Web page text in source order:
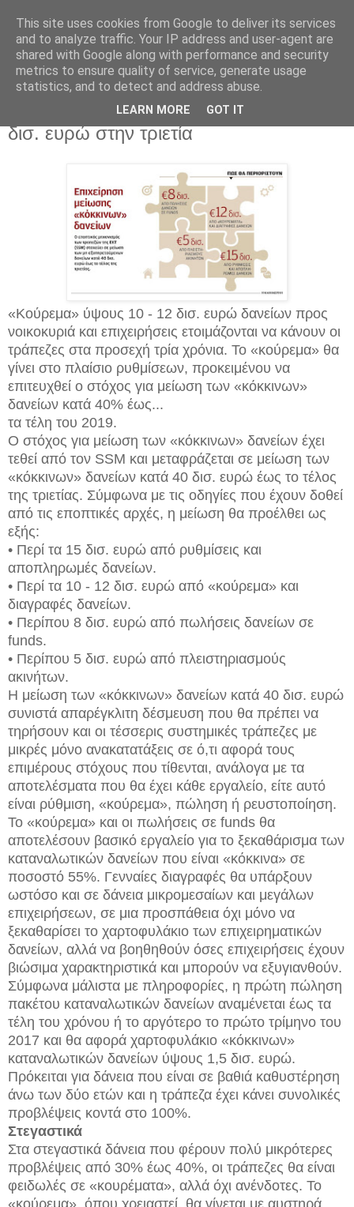
Σάββατο 10 Σεπτεμβρίου 2016
«Κούρεμα» κόκκινων δανείων 10 - 12
δισ. ευρώ στην τριετία
«Κούρεμα» ύψους 10 - 12 δισ. ευρώ δανείων προς
νοικοκυριά και επιχειρήσεις ετοιμάζονται να κάνουν οι
τράπεζες στα προσεχή τρία χρόνια. Το «κούρεμα» θα
γίνει στο πλαίσιο ρυθμίσεων, προκειμένου να
επιτευχθεί ο στόχος για μείωση των «κόκκινων»
δανείων κατά 40% έως...
τα τέλη του 2019.
Ο στόχος για μείωση των «κόκκινων» δανείων έχει
τεθεί από τον SSM και μεταφράζεται σε μείωση των
«κόκκινων» δανείων κατά 40 δισ. ευρώ έως το τέλος
της τριετίας. Σύμφωνα με τις οδηγίες που έχουν δοθεί
από τις εποπτικές αρχές, η μείωση θα προέλθει ως
εξής:
• Περί τα 15 δισ. ευρώ από ρυθμίσεις και
αποπληρωμές δανείων.
• Περί τα 10 - 12 δισ. ευρώ από «κούρεμα» και
διαγραφές δανείων.
• Περίπου 8 δισ. ευρώ από πωλήσεις δανείων σε
funds.
• Περίπου 5 δισ. ευρώ από πλειστηριασμούς
ακινήτων.
Η μείωση των «κόκκινων» δανείων κατά 40 δισ. ευρώ
συνιστά απαρέγκλιτη δέσμευση που θα πρέπει να
τηρήσουν και οι τέσσερις συστημικές τράπεζες με
μικρές μόνο ανακατατάξεις σε ό,τι αφορά τους
επιμέρους στόχους που τίθενται, ανάλογα με τα
αποτελέσματα που θα έχει κάθε εργαλείο, είτε αυτό
είναι ρύθμιση, «κούρεμα», πώληση ή ρευστοποίηση.
Το «κούρεμα» και οι πωλήσεις σε funds θα
αποτελέσουν βασικό εργαλείο για το ξεκαθάρισμα των
καταναλωτικών δανείων που είναι «κόκκινα» σε
ποσοστό 55%. Γενναίες διαγραφές θα υπάρξουν
ωστόσο και σε δάνεια μικρομεσαίων και μεγάλων
επιχειρήσεων, σε μια προσπάθεια όχι μόνο να
ξεκαθαρίσει το χαρτοφυλάκιο των επιχειρηματικών
δανείων, αλλά να βοηθηθούν όσες επιχειρήσεις έχουν
βιώσιμα χαρακτηριστικά και μπορούν να εξυγιανθούν.
Σύμφωνα μάλιστα με πληροφορίες, η πρώτη πώληση
πακέτου καταναλωτικών δανείων αναμένεται έως τα
τέλη του χρόνου ή το αργότερο το πρώτο τρίμηνο του
2017 και θα αφορά χαρτοφυλάκιο «κόκκινων»
καταναλωτικών δανείων ύψους 1,5 δισ. ευρώ.
Πρόκειται για δάνεια που είναι σε βαθιά καθυστέρηση
άνω των δύο ετών και η τράπεζα έχει κάνει συνολικές
προβλέψεις κοντά στο 100%.
Στεγαστικά
Στα στεγαστικά δάνεια που φέρουν πολύ μικρότερες
προβλέψεις από 30% έως 40%, οι τράπεζες θα είναι
φειδωλές σε «κουρέματα», αλλά όχι ανένδοτες. Το
«κούρεμα», όπου χρειαστεί, θα γίνεται με αυστηρά
This site uses cookies from Google to deliver its services
and to analyze traffic. Your IP address and user-agent are
shared with Google along with performance and security
metrics to ensure quality of service, generate usage
statistics, and to detect and address abuse.
LEARN MORE GOT IT